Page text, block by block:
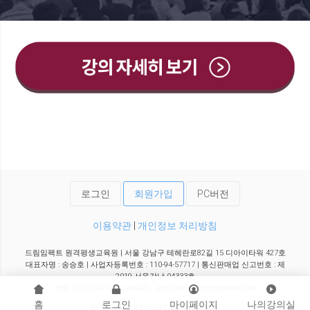
홈 로그인 마이페이지 나의강의실
로그인 회원가입 PC버전
이용약관 개인정보 처리방침
드림임팩트 원격평생교육원 | 서울 강남구 테헤란로82길 15 디아이타워 427호
대표자명 : 송승호 | 사업자등록번호 : 110-94-57717 | 통신판매업 신고번호 : 제
2019-서울강남-04333호
전화 070-8879-1919 | e-MAIL : teps19revolution@gmail.com